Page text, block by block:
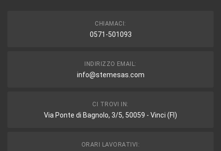
CHIAMACI:
0571-501093
INDIRIZZO EMAIL:
info@stemesas.com
CI TROVI IN:
Via Ponte di Bagnolo, 3/5, 50059 - Vinci (FI)
ORARI LAVORATIVI: